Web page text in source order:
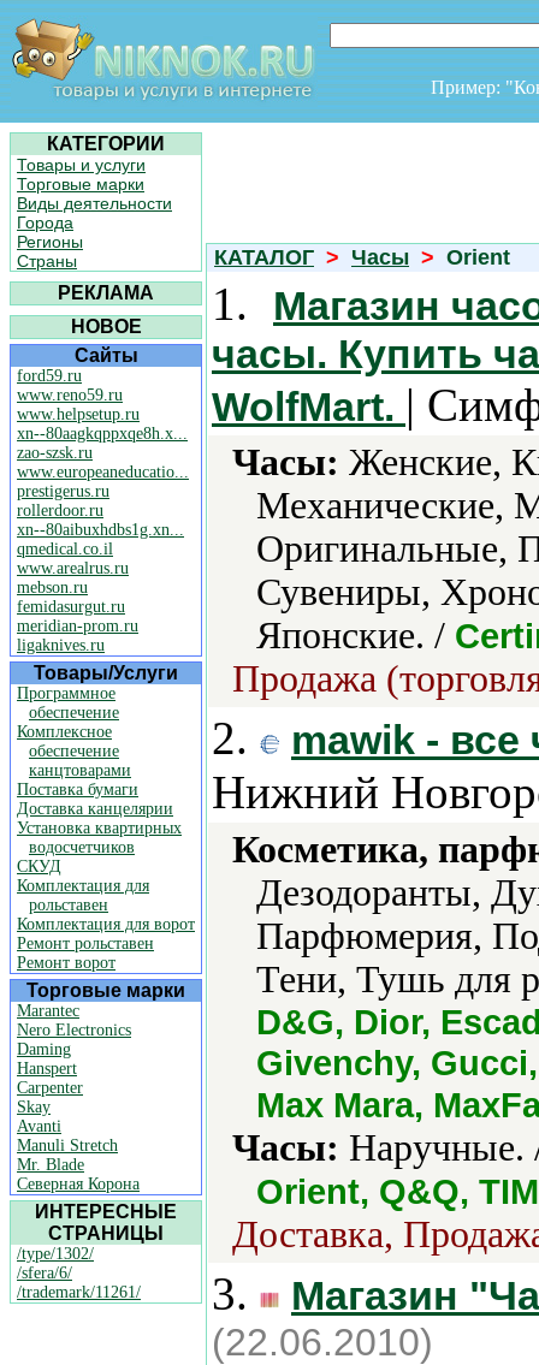
Пример:
КАТЕГОРИИ
Товары и услуги
Торговые марки
Виды деятельности
Города
Регионы
Страны
РЕКЛАМА
НОВОЕ
Сайты
ford59.ru
www.reno59.ru
www.helpsetup.ru
xn--80aagkqppxqe8h.x...
zao-szsk.ru
www.europeaneducatio...
prestigerus.ru
rollerdoor.ru
xn--80aibuxhdbs1g.xn...
qmedical.co.il
www.arealrus.ru
mebson.ru
femidasurgut.ru
meridian-prom.ru
ligaknives.ru
Товары/Услуги
Программное
обеспечение
Комплексное
обеспечение
канцтоварами
Поставка бумаги
Доставка канцелярии
Установка квартирных
водосчетчиков
СКУД
Комплектация для
рольставен
Комплектация для ворот
Ремонт рольставен
Ремонт ворот
Торговые марки
Marantec
Nero Electronics
Daming
Hanspert
Carpenter
Skay
Avanti
Manuli Stretch
Mr. Blade
Северная Корона
ИНТЕРЕСНЫЕ
СТРАНИЦЫ
/type/1302/
/sfera/6/
/trademark/11261/
КАТАЛОГ > Часы > Orient
1.
Магазин
часы. Купить
WolfMart. |
Часы: Женские,
Механические,
Оригинальные,
Сувениры,
Японские. /
Продажа
2. mawik - все
Нижний
Косметика,
Дезодоранты,
Парфюмерия,
Тени, Тушь для
D&G, Dior,
Givenchy,
Max Mara,
Часы:
Orient, Q&Q,
Доставка,
3. Магазин
(22.06.2010)